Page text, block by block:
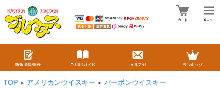
TOP > アメリカンウイスキー > バーボンウイスキー